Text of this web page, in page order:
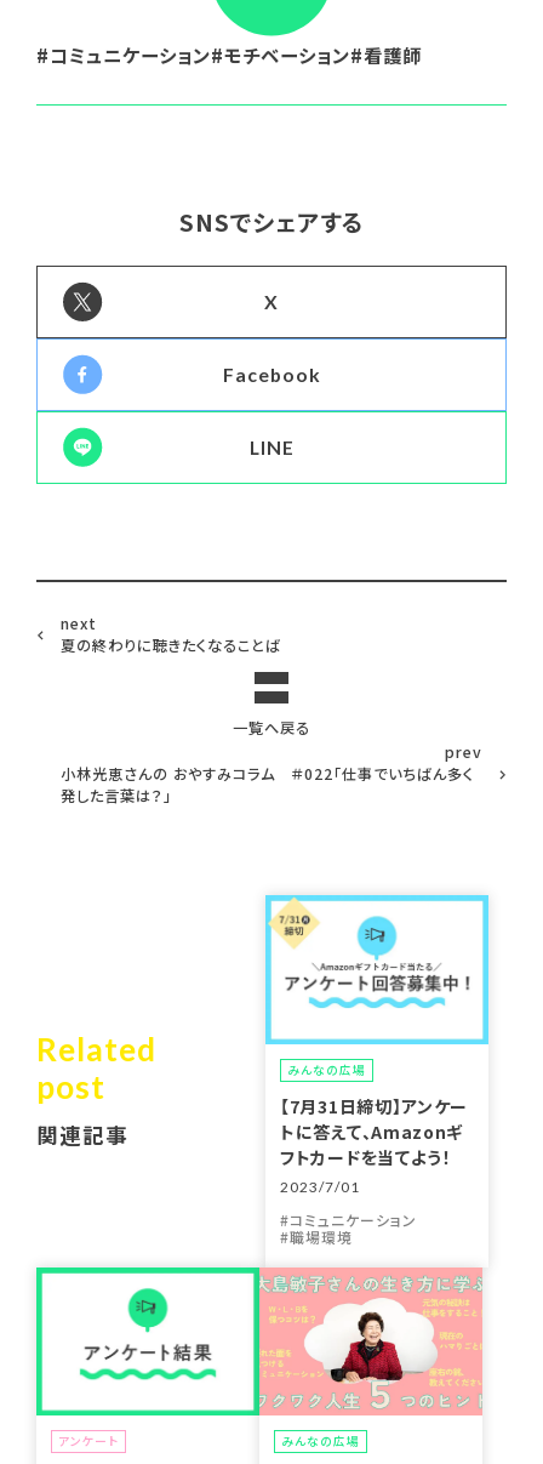
コミュニケーション モチベーション 看護師
SNSでシェアする
X
Facebook
LINE
next
夏の終わりに聴きたくなることば
一覧へ戻る
prev
小林光恵さんの おやすみコラム ＃022「仕事でいちばん多く
発した言葉は？」
Related
post
関連記事
みんなの広場
【7月31日締切】アンケー
トに答えて、Amazonギ
フトカードを当てよう！
2023/7/01
コミュニケーション
職場環境
アンケート みんなの広場